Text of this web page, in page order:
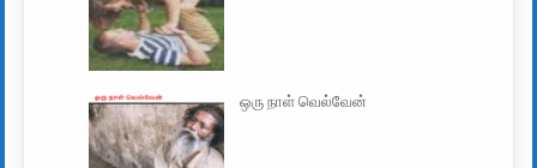
ஒரு நாள் வெல்வேன்